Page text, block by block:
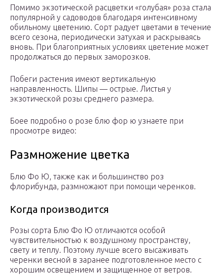
Помимо экзотической расцветки «голубая» роза стала
популярной у садоводов благодаря интенсивному
обильному цветению. Сорт радует цветами в течение
всего сезона, периодически затухая и раскрываясь
вновь. При благоприятных условиях цветение может
продолжаться до первых заморозков.
Побеги растения имеют вертикальную
направленность. Шипы — острые. Листья у
экзотической розы среднего размера.
Боее подробно о розе блю фор ю узнаете при
просмотре видео:
Размножение цветка
Блю Фо Ю, также как и большинство роз
флорибунда, размножают при помощи черенков.
Когда производится
Розы сорта Блю Фо Ю отличаются особой
чувствительностью к воздушному пространству,
свету и теплу. Поэтому лучше всего высаживать
черенки весной в заранее подготовленное место с
хорошим освещением и защищенное от ветров.